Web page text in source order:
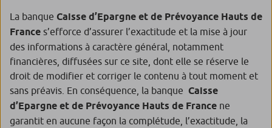
La banque Caisse d’Epargne et de Prévoyance Hauts de
France s’efforce d’assurer l’exactitude et la mise à jour
des informations à caractère général, notamment
financières, diffusées sur ce site, dont elle se réserve le
droit de modifier et corriger le contenu à tout moment et
sans préavis. En conséquence, la banque Caisse
d’Epargne et de Prévoyance Hauts de France ne
garantit en aucune façon la complétude, l’exactitude, la